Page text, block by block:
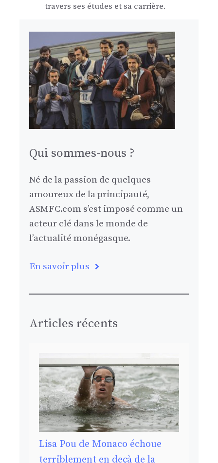
travers ses études et sa carrière.
Qui sommes-nous ?
Né de la passion de quelques
amoureux de la principauté,
ASMFC.com s’est imposé comme un
acteur clé dans le monde de
l’actualité monégasque.
En savoir plus
Articles récents
Lisa Pou de Monaco échoue
terriblement en deçà de la